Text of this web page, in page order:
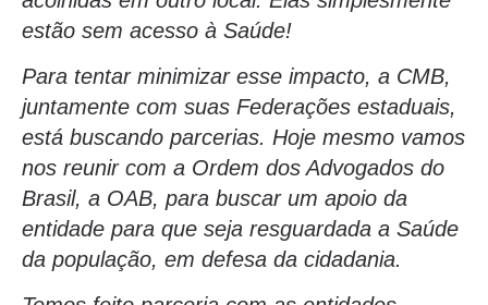
estão sem acesso à Saúde!
Para tentar minimizar esse impacto, a CMB,
juntamente com suas Federações estaduais,
está buscando parcerias. Hoje mesmo vamos
nos reunir com a Ordem dos Advogados do
Brasil, a OAB, para buscar um apoio da
entidade para que seja resguardada a Saúde
da população, em defesa da cidadania.